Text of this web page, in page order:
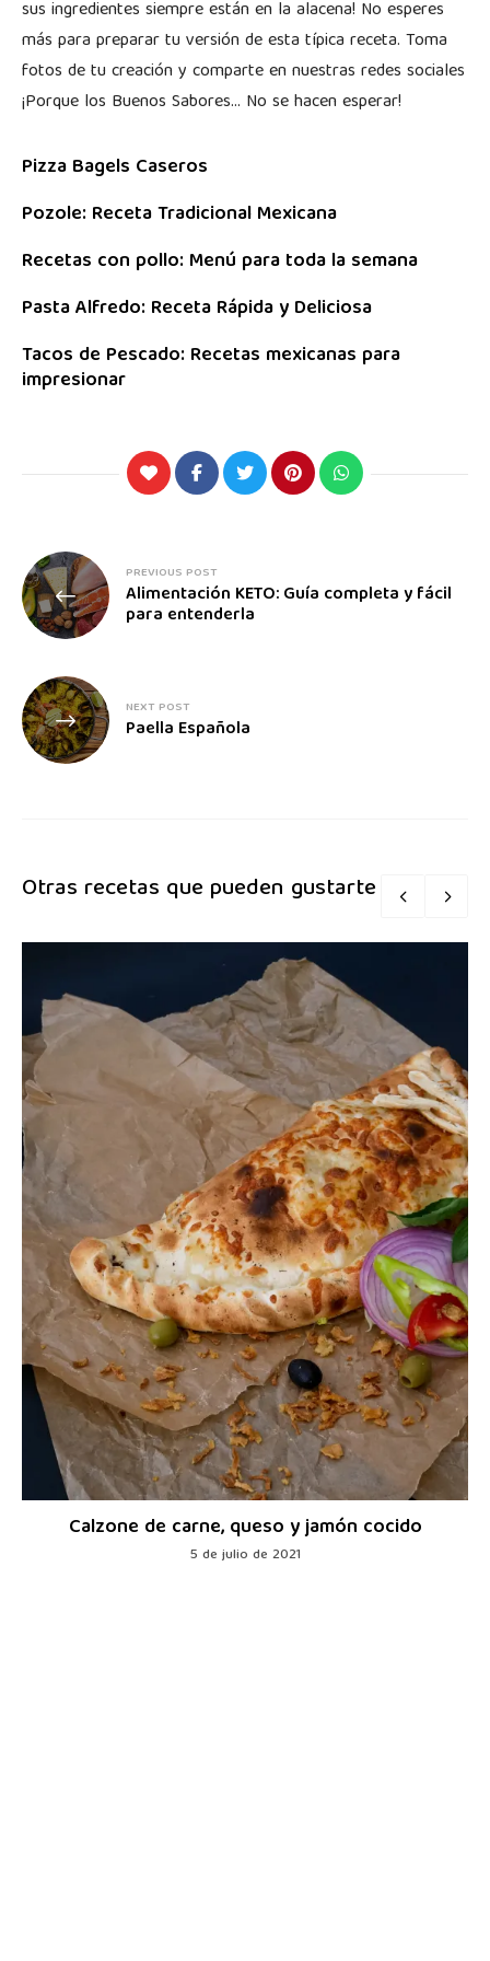
sus ingredientes siempre están en la alacena! No esperes
más para preparar tu versión de esta típica receta. Toma
fotos de tu creación y comparte en nuestras redes sociales
¡Porque los Buenos Sabores… No se hacen esperar!
Pizza Bagels Caseros
Pozole: Receta Tradicional Mexicana
Recetas con pollo: Menú para toda la semana
Pasta Alfredo: Receta Rápida y Deliciosa
Tacos de Pescado: Recetas mexicanas para
impresionar
PREVIOUS POST
Alimentación KETO: Guía completa y fácil
para entenderla
NEXT POST
Paella Española
Otras recetas que pueden gustarte
Calzone de carne, queso y jamón cocido
5 de julio de 2021